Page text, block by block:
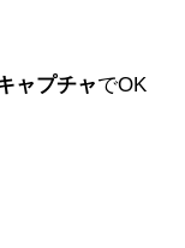
ャプチャでOK